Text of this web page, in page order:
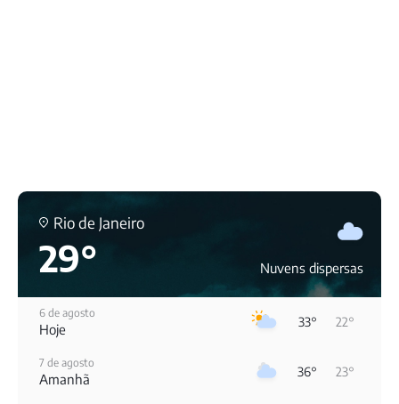
Rio de Janeiro
29° Nuvens dispersas
6 de agosto
Hoje 33° 22°
7 de agosto
Amanhã 36° 23°